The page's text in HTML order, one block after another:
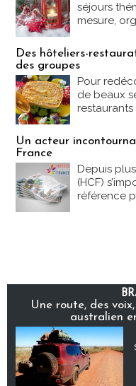
séjours
mesure,
Des hôteliers-
des groupes
Pour
de beaux
Un acteur
France
Depuis
(HCF)
référence
Une route, des
australien